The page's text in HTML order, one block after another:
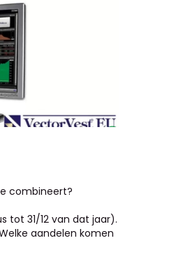
combineert?
tot 31/12 van dat jaar).
aandelen komen